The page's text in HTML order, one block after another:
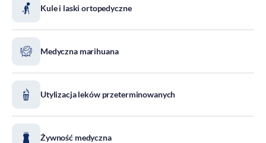
DOZ Fundacja dbam o zdrowie
Działalność wydawnicza i edukacyjna
Kule i laski ortopedyczne
Medyczna marihuana
Utylizacja leków przeterminowanych
Żywność medyczna